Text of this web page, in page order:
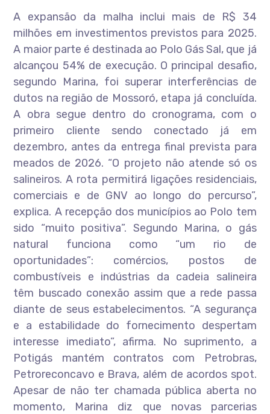
A expansão da malha inclui mais de R$ 34
milhões em investimentos previstos para 2025.
A maior parte é destinada ao Polo Gás Sal, que já
alcançou 54% de execução. O principal desafio,
segundo Marina, foi superar interferências de
dutos na região de Mossoró, etapa já concluída.
A obra segue dentro do cronograma, com o
primeiro cliente sendo conectado já em
dezembro, antes da entrega final prevista para
meados de 2026. “O projeto não atende só os
salineiros. A rota permitirá ligações residenciais,
comerciais e de GNV ao longo do percurso”,
explica. A recepção dos municípios ao Polo tem
sido “muito positiva”. Segundo Marina, o gás
natural funciona como “um rio de
oportunidades”: comércios, postos de
combustíveis e indústrias da cadeia salineira
têm buscado conexão assim que a rede passa
diante de seus estabelecimentos. “A segurança
e a estabilidade do fornecimento despertam
interesse imediato”, afirma. No suprimento, a
Potigás mantém contratos com Petrobras,
Petroreconcavo e Brava, além de acordos spot.
Apesar de não ter chamada pública aberta no
momento, Marina diz que novas parcerias